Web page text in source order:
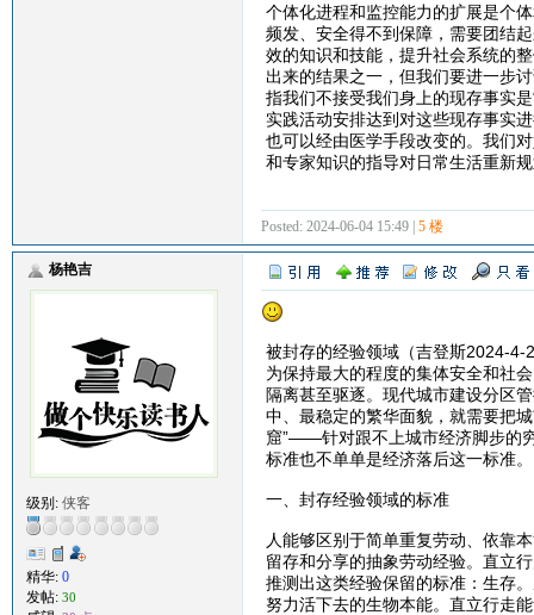
个体化进程和监控能力的扩展是个
频发、安全得不到保障，需要团结
效的知识和技能，提升社会系统的
出来的结果之一，但我们要进一步
指我们不接受我们身上的现存事实
实践活动安排达到对这些现存事实
也可以经由医学手段改变的。我们
和专家知识的指导对日常生活重新
Posted: 2024-06-04 15:49 | 5 楼
杨艳吉
级别: 侠客
精华: 0
发帖: 30
被封存的经验领域（吉登斯2024-4-
为保持最大的程度的集体安全和社
隔离甚至驱逐。现代城市建设分区
中、最稳定的繁华面貌，就需要把
窟”——针对跟不上城市经济脚步的
标准也不单单是经济落后这一标准。
一、封存经验领域的标准
人能够区别于简单重复劳动、依靠
留存和分享的抽象劳动经验。直立
推测出这类经验保留的标准：生存
努力活下去的生物本能。直立行走